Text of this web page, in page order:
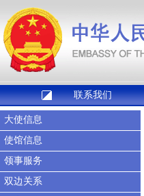
联系我们
大使信息
使馆信息
领事服务
双边关系